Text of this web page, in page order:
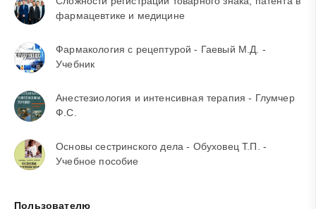
фармацевтике и медицине
Фармакология с рецептурой - Гаевый М.Д. -
Учебник
Анестезиология и интенсивная терапия - Глумчер
Ф.С.
Основы сестринского дела - Обуховец Т.П. -
Учебное пособие
Пользователю